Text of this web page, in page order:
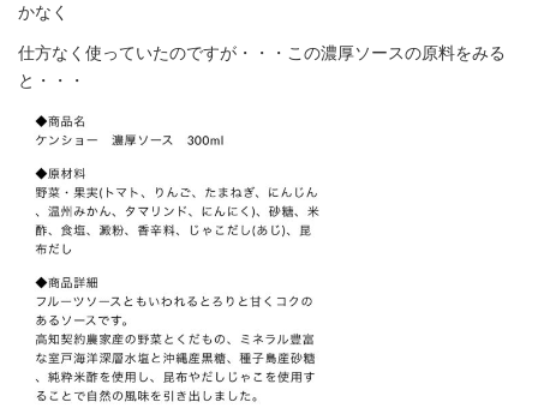
かなく
仕方なく使っていたのですが・・・この濃厚ソースの原料をみる
と・・・